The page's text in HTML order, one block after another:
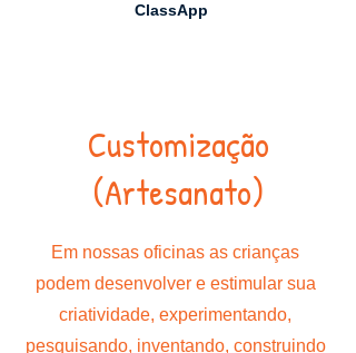
ClassApp
Customização
(Artesanato)
Em nossas oficinas as crianças
podem desenvolver e estimular sua
criatividade, experimentando,
pesquisando, inventando, construindo